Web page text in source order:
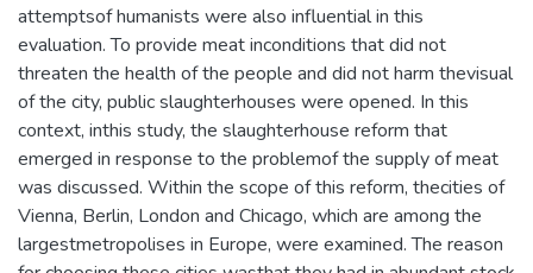
attemptsof humanists were also influential in this
evaluation. To provide meat inconditions that did not
threaten the health of the people and did not harm thevisual
of the city, public slaughterhouses were opened. In this
context, inthis study, the slaughterhouse reform that
emerged in response to the problemof the supply of meat
was discussed. Within the scope of this reform, thecities of
Vienna, Berlin, London and Chicago, which are among the
largestmetropolises in Europe, were examined. The reason